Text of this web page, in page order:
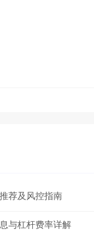
荐及风控指南
与杠杆费率详解